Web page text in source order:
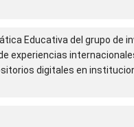
Educativa del grupo de
experiencias
digitales en